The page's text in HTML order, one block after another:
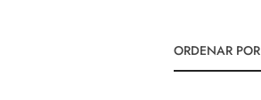
ORDENAR POR